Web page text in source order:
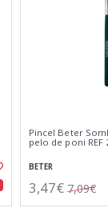
Pincel Beter
pelo de poni REF
BETER
3,47€ 7,09€